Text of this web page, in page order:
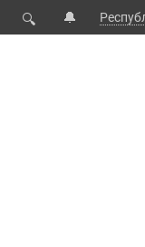
🔍 🔔